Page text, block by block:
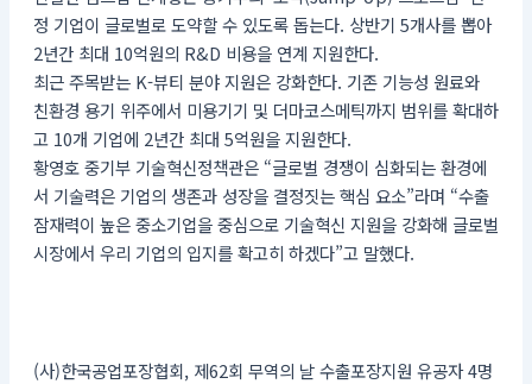
정 기업이 글로벌로 도약할 수 있도록 돕는다. 상반기 5개사를 뽑아
2년간 최대 10억원의 R&D 비용을 연계 지원한다.
최근 주목받는 K-뷰티 분야 지원은 강화한다. 기존 기능성 원료와
친환경 용기 위주에서 미용기기 및 더마코스메틱까지 범위를 확대하
고 10개 기업에 2년간 최대 5억원을 지원한다.
황영호 중기부 기술혁신정책관은 “글로벌 경쟁이 심화되는 환경에
서 기술력은 기업의 생존과 성장을 결정짓는 핵심 요소”라며 “수출
잠재력이 높은 중소기업을 중심으로 기술혁신 지원을 강화해 글로벌
시장에서 우리 기업의 입지를 확고히 하겠다”고 말했다.
(사)한국공업포장협회, 제62회 무역의 날 수출포장지원 유공자 4명